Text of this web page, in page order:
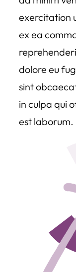
exercitation
ex ea
dolore eu
sint
in culpa qui
est laborum.